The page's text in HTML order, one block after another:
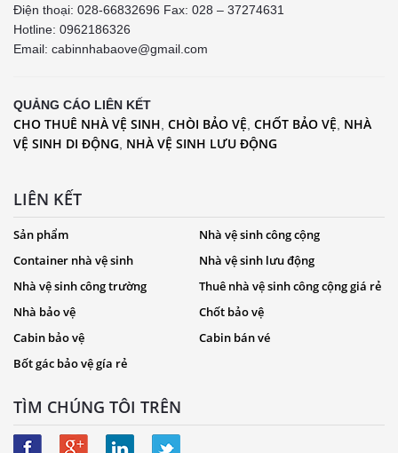
Điện thoại: 028-66832696 Fax: 028 – 37274631
Hotline: 0962186326
Email: cabinnhabaove@gmail.com
QUẢNG CÁO LIÊN KẾT
CHO THUÊ NHÀ VỆ SINH CHÒI BẢO VỆ CHỐT BẢO VỆ NHÀ
VỆ SINH DI ĐỘNG NHÀ VỆ SINH LƯU ĐỘNG
LIÊN KẾT
Sản phẩm
Nhà vệ sinh công cộng
Container nhà vệ sinh
Nhà vệ sinh lưu động
Nhà vệ sinh công trường
Thuê nhà vệ sinh công cộng giá rẻ
Nhà bảo vệ
Chốt bảo vệ
Cabin bảo vệ
Cabin bán vé
Bốt gác bảo vệ gía rẻ
TÌM CHÚNG TÔI TRÊN